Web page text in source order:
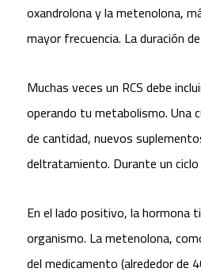
oxandrolona y la metenolona,
mayor frecuencia. La duración
Muchas veces un RCS debe
operando tu metabolismo. Una
de cantidad, nuevos
deltratamiento. Durante un
En el lado positivo, la hormona
organismo. La metenolona,
del medicamento (alrededor de